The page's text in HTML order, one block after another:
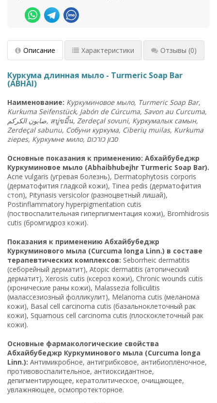
Описание Характеристики Отзывы (0)
Куркума длинная мыло - Turmeric Soap Bar
(ABHAI)
Наименование: Куркуминовое мыло, Turmeric Soap Bar,
Kurkuma Seifenstück, Jabón de Cúrcuma, Savon au Curcuma,
صابون الكركم , สบู่ขมิ้น, Zerdeçal sovuni, Куркумалык самын,
Zerdeçal sabunu, Собуни куркума, Ciberių muilas, Kurkuma
ziepes, Куркумне мило,
סבון כורכום
Основные показания к применению: Абхайбубеджр
Куркуминовое мыло (Abhaibhubejhr Turmeric Soap Bar).
Acne vulgaris (угревая болезнь), Dermatophytosis corporis
(дерматофития гладкой кожи), Tinea pedis (дерматофития
стоп), Pityriasis versicolor (разноцветный лишай),
Postinflammatory hyperpigmentation cutis
(поствоспалительная гиперпигментация кожи), Bromhidrosis
cutis (бромгидроз кожи).
Показания к применению Абхайбубеджр
Куркуминового мыла (Curcuma longa Linn.) в составе
терапевтических комплексов: Seborrheic dermatitis
(себорейный дерматит), Atopic dermatitis (атопический
дерматит), Xerosis cutis (ксероз кожи), Chronic wounds cutis
(хронические раны кожи), Malassezia folliculitis
(малассезиозный фолликулит), Melanoma cutis (меланома
кожи), Basal cell carcinoma cutis (базальноклеточный рак
кожи), Squamous cell carcinoma cutis (плоскоклеточный рак
кожи).
Основные фармакологические свойства
Абхайбубеджр Куркуминового мыла (Curcuma longa
Linn.): Антимикробное, антигрибковое, антибиоплёночное,
противовоспалительное, антиоксидантное,
депигментирующее, кератолитическое, очищающее,
увлажняющее, осмопротекторное.